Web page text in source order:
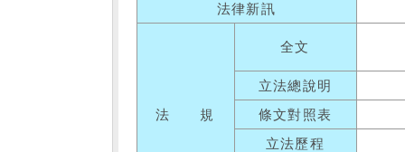
法律新訊
法 規
全文
立法總說明
條文對照表
立法歷程